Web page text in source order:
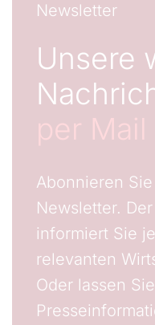
Newsletter
Unsere
per Mail
Abonnieren
Newsletter.
informiert Sie
relevanten
Oder lassen